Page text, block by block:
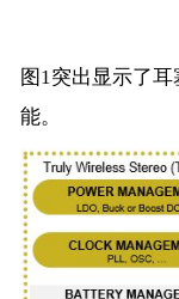
图1突出显示了
能。